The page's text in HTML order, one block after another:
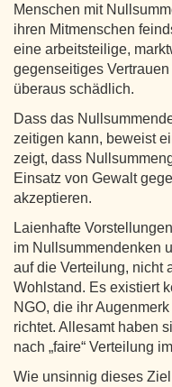
Menschen mit
ihren Mitmenschen
eine arbeitsteilige,
gegenseitiges
überaus schädlich.
Dass das
zeitigen kann, beweist
zeigt, dass
Einsatz von Gewalt
akzeptieren.
Laienhafte
im Nullsummendenken
auf die Verteilung, nicht
Wohlstand. Es existiert
NGO, die ihr
richtet. Allesamt haben
nach „faire“ Verteilung
Wie unsinnig dieses